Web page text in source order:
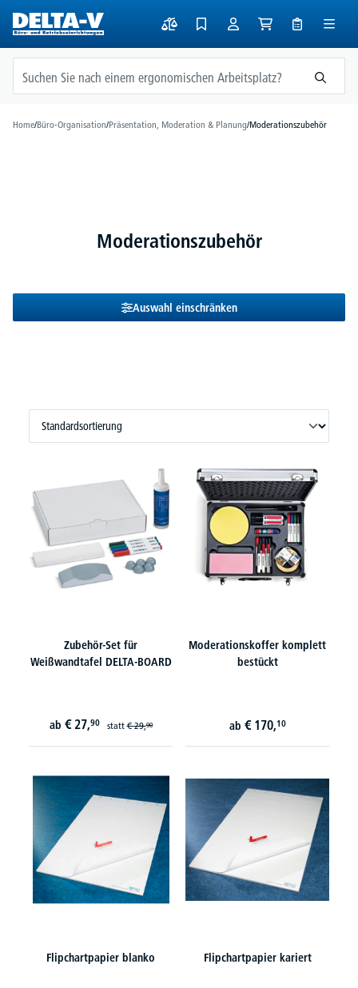
springen
Home/Büro-Organisation/Präsentation, Moderation & Planung/Moderationszubehör
Moderationszubehör
Auswahl einschränken
Zubehör-Set für
Weißwandtafel DELTA-BOARD
ab € 27,90 statt€ 29,90
Moderationskoffer komplett
bestückt
ab € 170,10
Flipchartpapier blanko Flipchartpapier kariert